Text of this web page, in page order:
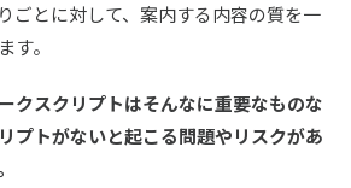
ごとに対して、案内する内容の質を一
す。
スクリプトはそんなに重要なものな
プトがないと起こる問題やリスクがあ